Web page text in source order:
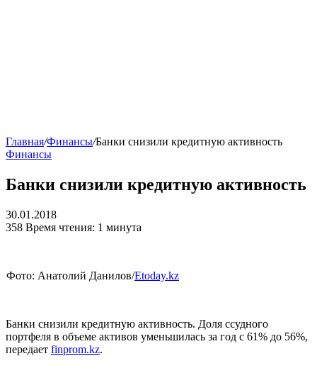
Главная/Финансы/Банки снизили кредитную активность
Финансы
Банки снизили кредитную активность
30.01.2018
358 Время чтения: 1 минута
Фото: Анатолий Данилов/Etoday.kz
Банки снизили кредитную активность. Доля ссудного
портфеля в объеме активов уменьшилась за год с 61% до 56%,
передает finprom.kz.